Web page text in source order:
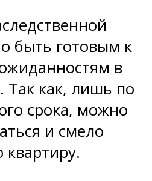
быть готовым к
в
Так как, лишь по
срока, можно
и смело
квартиру.